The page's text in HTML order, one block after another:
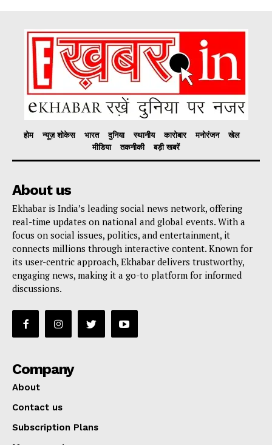
होम न्यूज़ शोकेस भारत दुनिया स्थानीय कारोबार मनोरंजन
खेल
मीडिया
तकनीकी बड़ी खबरें
About us
Ekhabar is India’s leading social news network, offering
real-time updates on national and global events. With a
focus on social issues, politics, and entertainment, it
connects millions through interactive content. Known for
its user-centric approach, Ekhabar delivers trustworthy,
engaging news, making it a go-to platform for informed
discussions.
Company
About
Contact us
Subscription Plans